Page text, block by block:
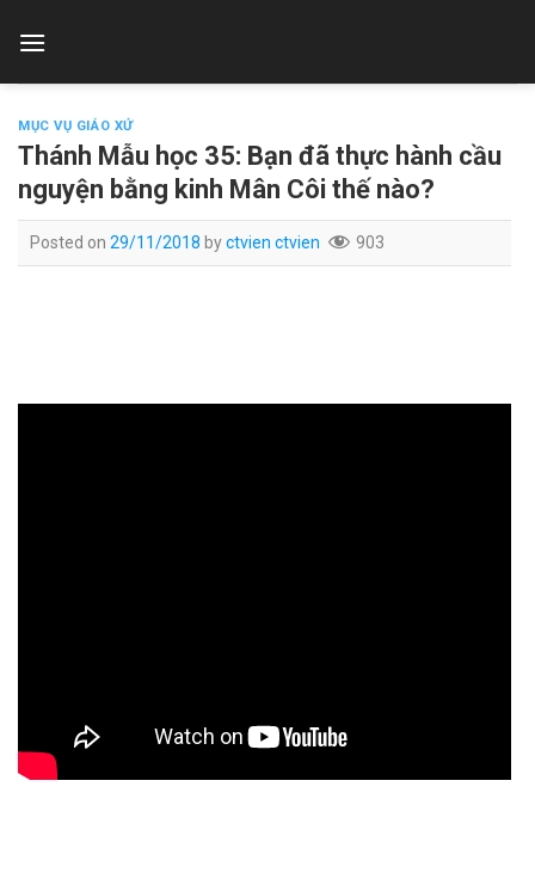
MỤC VỤ GIÁO XỨ
Thánh Mẫu học 35: Bạn đã thực hành cầu
nguyện bằng kinh Mân Côi thế nào?
Posted on 29/11/2018 byctvien ctvien 903